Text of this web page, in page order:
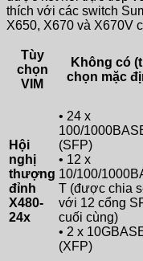
thích với các switch
X650, X670 và X670V
Tùy
chọn
VIM
Không có
chọn mặc
Hội
nghị
thượng
đỉnh
X480-
24x
• 24 x
100/
(SFP)
• 12 x
10/100/
T (được chia
với 12 cổng
cuối cùng)
• 2 x
(XFP)